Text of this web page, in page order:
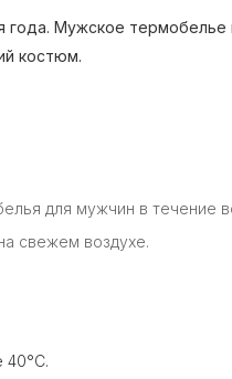
Мужское термобелье
костюм.
для мужчин в течение
свежем воздухе.